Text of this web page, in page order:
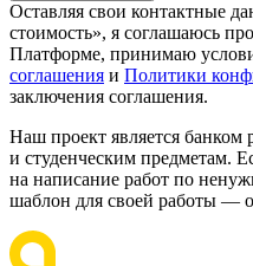
Оставляя свои контактные
стоимость», я соглашаюсь
Платформе, принимаю
соглашения и Политики
заключения соглашения.
Наш проект является
и студенческим предметам.
на написание работ по
шаблон для своей работы —